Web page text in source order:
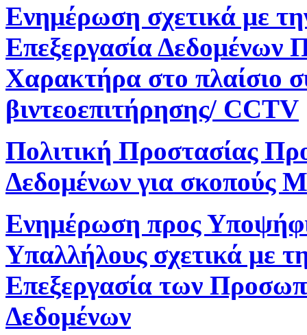
Ενημέρωση σχετικά με
Επεξεργασία Δεδομένων
Χαρακτήρα στο πλαίσιο
βιντεοεπιτήρησης/ CCTV
Πολιτική Προστασίας
Δεδομένων για σκοπούς
Ενημέρωση προς
Υπαλλήλους σχετικά με
Επεξεργασία των
Δεδομένων